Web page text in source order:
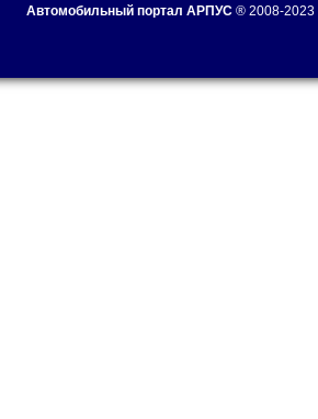
Автомобильный портал АРПУС ® 2008-2023